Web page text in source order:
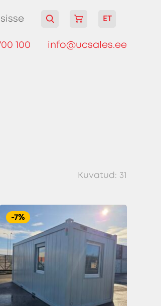
ET
100 info@ucsales.ee
Kuvatud: 31
-7%